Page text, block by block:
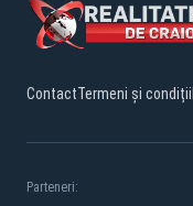
ContactTermeni și condiții
Parteneri: